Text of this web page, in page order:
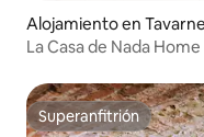
Alojamiento en
La Casa de Nada Home
Superanfitrión
Superanfitrión